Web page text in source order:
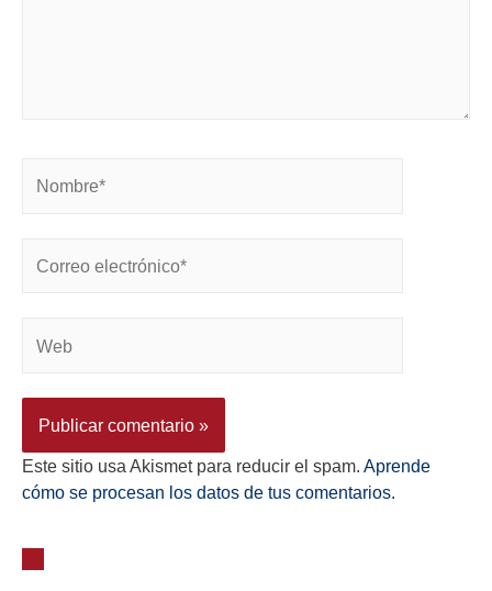
Este sitio usa Akismet para reducir el spam. Aprende
cómo se procesan los datos de tus comentarios.